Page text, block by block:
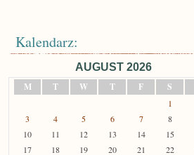
Kalendarz:
AUGUST 2026
M
T W T F S
1
3
4 5 6 7 8
10
11 12 13 14 15
17
18 19 20 21 22